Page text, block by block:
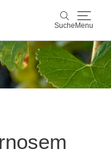
Suche Menu
Suche